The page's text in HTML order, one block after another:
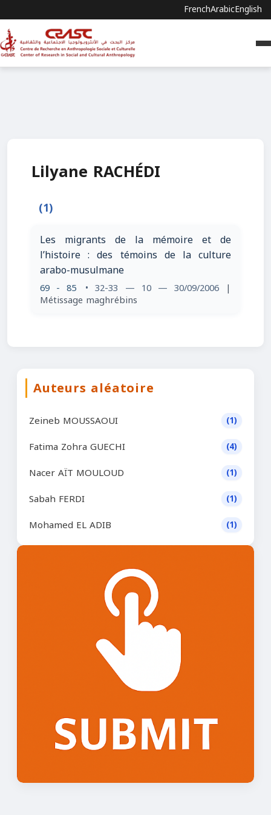
FrenchArabicEnglish
Lilyane RACHÉDI
(1)
Les migrants de la mémoire et de
l’histoire : des témoins de la culture
arabo-musulmane
69 - 85 • 32-33 — 10 — 30/09/2006 |
Métissage maghrébins
Auteurs aléatoire
Zeineb MOUSSAOUI (1)
Fatima Zohra GUECHI (4)
Nacer AÏT MOULOUD (1)
Sabah FERDI (1)
Mohamed EL ADIB (1)